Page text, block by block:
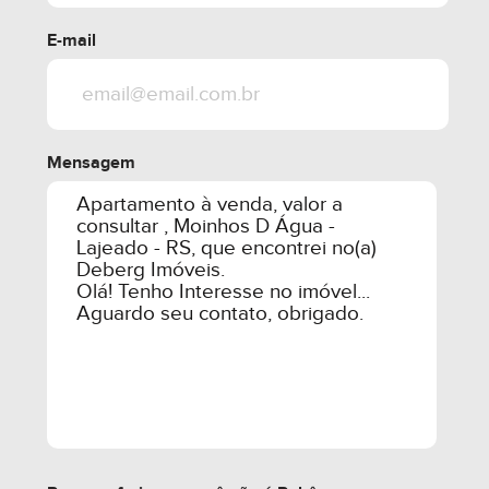
5.2 - 40% ENTRADA E SALDO EM 48 MESES, COM
REFORÇOS ANUAIS, REFORÇO NAS CHAVES.
5.3 - 30% DE ENTRADA, SALDO EM 36 PARCELAS
E-mail
Mensagem